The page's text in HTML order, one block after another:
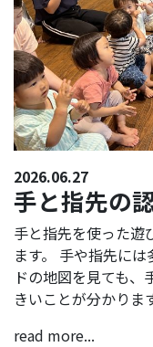
2026.06.27
手と指先の
手と指先を使った遊
ます。 手や指先に
ドの地図を見ても
きいことが分かり
read more...